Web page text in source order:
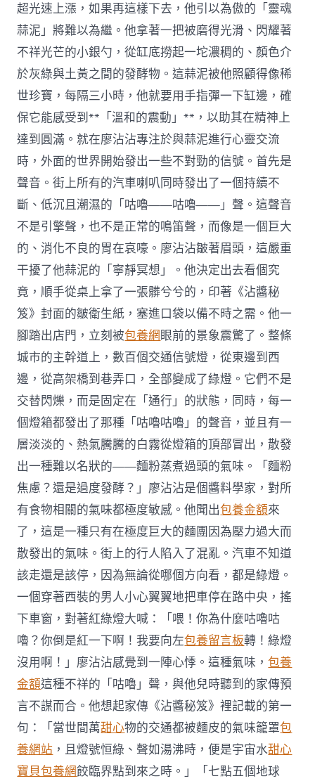
超光速上漲，如果再這樣下去，他引以為傲的「靈魂
蒜泥」將難以為繼。他拿著一把被磨得光滑、閃耀著
不祥光芒的小銀勺，從缸底撈起一坨濃稠的、顏色介
於灰綠與土黃之間的發酵物。這蒜泥被他照顧得像稀
世珍寶，每隔三小時，他就要用手指彈一下缸邊，確
保它能感受到**「溫和的震動」**，以助其在精神上
達到圓滿。就在廖沾沾專注於與蒜泥進行心靈交流
時，外面的世界開始發出一些不對勁的信號。首先是
聲音。街上所有的汽車喇叭同時發出了一個持續不
斷、低沉且潮濕的「咕嚕——咕嚕——」聲。這聲音
不是引擎聲，也不是正常的鳴笛聲，而像是一個巨大
的、消化不良的胃在哀嚎。廖沾沾皺著眉頭，這嚴重
干擾了他蒜泥的「寧靜冥想」。他決定出去看個究
竟，順手從桌上拿了一張髒兮兮的，印著《沾醬秘
笈》封面的皺衛生紙，塞進口袋以備不時之需。他一
腳踏出店門，立刻被包養網眼前的景象震驚了。整條
城市的主幹道上，數百個交通信號燈，從東邊到西
邊，從高架橋到巷弄口，全部變成了綠燈。它們不是
交替閃爍，而是固定在「通行」的狀態，同時，每一
個燈箱都發出了那種「咕嚕咕嚕」的聲音，並且有一
層淡淡的、熱氣騰騰的白霧從燈箱的頂部冒出，散發
出一種難以名狀的——麵粉蒸煮過頭的氣味。「麵粉
焦慮？還是過度發酵？」廖沾沾是個醬料學家，對所
有食物相關的氣味都極度敏感。他聞出包養金額來
了，這是一種只有在極度巨大的麵團因為壓力過大而
散發出的氣味。街上的行人陷入了混亂。汽車不知道
該走還是該停，因為無論從哪個方向看，都是綠燈。
一個穿著西裝的男人小心翼翼地把車停在路中央，搖
下車窗，對著紅綠燈大喊：「喂！你為什麼咕嚕咕
嚕？你倒是紅一下啊！我要向左包養留言板轉！綠燈
沒用啊！」廖沾沾感覺到一陣心悸。這種氣味，包養
金額這種不祥的「咕嚕」聲，與他兒時聽到的家傳預
言不謀而合。他想起家傳《沾醬秘笈》裡記載的第一
句：「當世間萬甜心物的交通都被麵皮的氣味籠罩包
養網站 ，且燈號恒綠、聲如湯沸時，便是宇宙水甜心
寶貝包養網餃臨界點到來之時。」「七點五個地球